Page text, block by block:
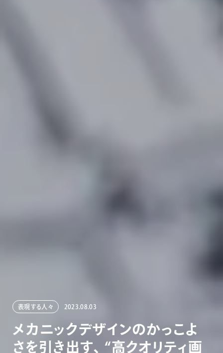
表現する人々 2023.08.03
メ カ ニックデザインのかっ こよ
さ を引 き 出す、 “高クオ リティ画